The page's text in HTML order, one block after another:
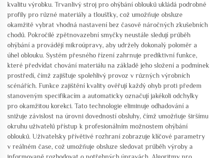
kvalitu výrobku. Trvanlivý stroj pro ohýbání oblouků ukládá podrobné
profily pro různé materiály a tloušťky, což umožňuje obsluze
okamžitě vybrat vhodná nastavení bez časově náročných zkušebních
chodů. Pokročilé zpětnovazební smyčky neustále sledují průběh
ohýbání a provádějí mikroúpravy, aby udržely dokonalý poloměr a
úhel oblouku. Systém přesného řízení zahrnuje prediktivní funkce,
které předvídat chování materiálu na základě jeho složení a podmínek
prostředí, čímž zajišťuje spolehlivý provoz v různých výrobních
scénářích. Funkce zajištění kvality ověřují každý ohyb proti předem
stanoveným specifikacím a automaticky označují jakékoli odchylky
pro okamžitou korekci. Tato technologie eliminuje odhadování a
snižuje závislost na úrovni dovedností obsluhy, čímž umožňuje širšímu
okruhu uživatelů přístup k profesionálním možnostem ohýbání
oblouků. Uživatelsky přívětivé rozhraní zobrazuje klíčové parametry
v reálném čase, což umožňuje obsluze sledovat průběh výroby a